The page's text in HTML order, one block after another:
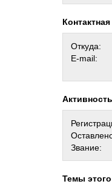
Откуда:
E-mail:
Звание:
Темы